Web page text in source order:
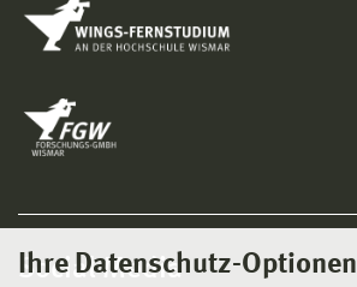
Ihre Datenschutz-Optionen
Social Media